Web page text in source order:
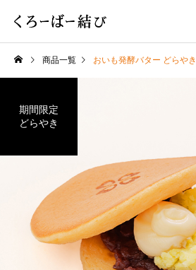
商品一覧 おいも発酵バター どらやき
期間限定
どらやき